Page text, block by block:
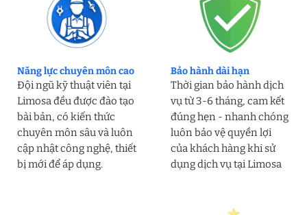
Năng lực chuyên môn cao
Đội ngũ kỹ thuật viên tại
Limosa đều được đào tạo
bài bản, có kiến thức
chuyên môn sâu và luôn
cập nhật công nghệ, thiết
bị mới để áp dụng.
Bảo hành dài hạn
Thời gian bảo hành dịch
vụ từ 3-6 tháng, cam kết
đúng hẹn - nhanh chóng
luôn bảo vệ quyền lợi
của khách hàng khi sử
dụng dịch vụ tại Limosa